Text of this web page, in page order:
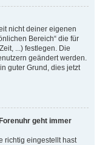
nicht deiner eigenen
Bereich“ die für
...) festlegen. Die
geändert werden.
guter Grund, dies jetzt
geht immer
richtig eingestellt hast